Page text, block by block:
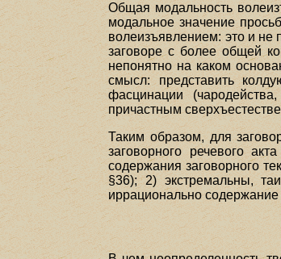
Общая модальность
модальное значение
волеизъявлением: это и не
заговоре с более общей
непонятно на каком
смысл: представить
фасцинации
причастным
Таким образом, для
заговорного речевого
содержания заговорного
§36); 2) экстремальны,
иррационально